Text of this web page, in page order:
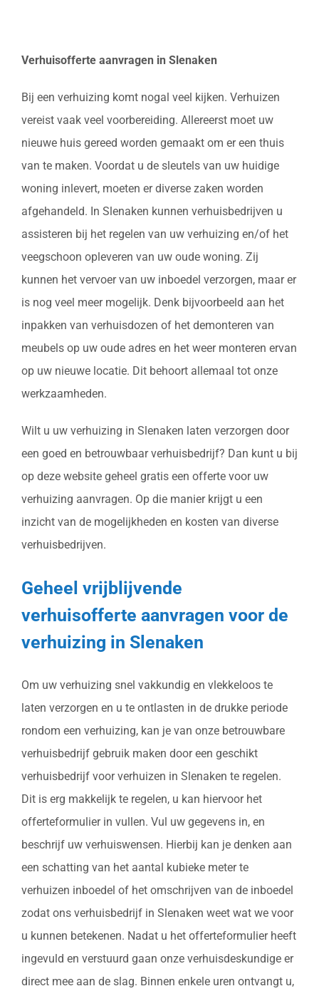
Verhuisofferte aanvragen in Slenaken
Bij een verhuizing komt nogal veel kijken. Verhuizen
vereist vaak veel voorbereiding. Allereerst moet uw
nieuwe huis gereed worden gemaakt om er een thuis
van te maken. Voordat u de sleutels van uw huidige
woning inlevert, moeten er diverse zaken worden
afgehandeld. In Slenaken kunnen verhuisbedrijven u
assisteren bij het regelen van uw verhuizing en/of het
veegschoon opleveren van uw oude woning. Zij
kunnen het vervoer van uw inboedel verzorgen, maar er
is nog veel meer mogelijk. Denk bijvoorbeeld aan het
inpakken van verhuisdozen of het demonteren van
meubels op uw oude adres en het weer monteren ervan
op uw nieuwe locatie. Dit behoort allemaal tot onze
werkzaamheden.
Wilt u uw verhuizing in Slenaken laten verzorgen door
een goed en betrouwbaar verhuisbedrijf? Dan kunt u bij
op deze website geheel gratis een offerte voor uw
verhuizing aanvragen. Op die manier krijgt u een
inzicht van de mogelijkheden en kosten van diverse
verhuisbedrijven.
Geheel vrijblijvende
verhuisofferte aanvragen voor de
verhuizing in Slenaken
Om uw verhuizing snel vakkundig en vlekkeloos te
laten verzorgen en u te ontlasten in de drukke periode
rondom een verhuizing, kan je van onze betrouwbare
verhuisbedrijf gebruik maken door een geschikt
verhuisbedrijf voor verhuizen in Slenaken te regelen.
Dit is erg makkelijk te regelen, u kan hiervoor het
offerteformulier in vullen. Vul uw gegevens in, en
beschrijf uw verhuiswensen. Hierbij kan je denken aan
een schatting van het aantal kubieke meter te
verhuizen inboedel of het omschrijven van de inboedel
zodat ons verhuisbedrijf in Slenaken weet wat we voor
u kunnen betekenen. Nadat u het offerteformulier heeft
ingevuld en verstuurd gaan onze verhuisdeskundige er
direct mee aan de slag. Binnen enkele uren ontvangt u,